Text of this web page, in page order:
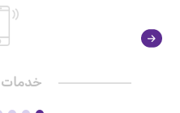
خدمات